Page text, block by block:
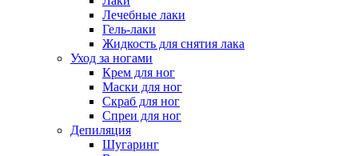
Лечебные лаки
Гель-лаки
Жидкость для снятия лака
Уход за ногами
Крем для ног
Маски для ног
Скраб для ног
Спреи для ног
Депиляция
Шугаринг